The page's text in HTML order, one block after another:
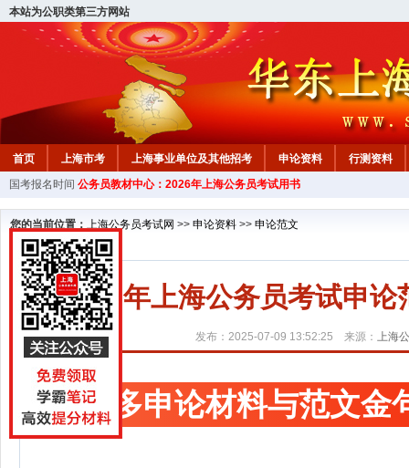
本站为公职类第三方网站
首页 上海市考 上海事业单位及其他招考 申论资料
行测资料
国考报名时间 公务员教材中心：2026年上海公务员考试用书
您的当前位置： 上海公务员考试网 >> 申论资料 >> 申论范文
2026年上海公务员考试申
发布：2025-07-09 13:52:25 来源： 上海
更多申论材料与范文金